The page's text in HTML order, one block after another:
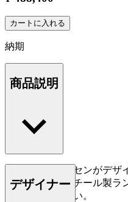
カートに入れる
納期
商品説明
アルネ・ヤコブセンがデ
テーブル用のスチール製
らお選びください。
デザイナー